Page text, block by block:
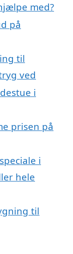
med?
på
til
ved
i
prisen på
i
hele
til